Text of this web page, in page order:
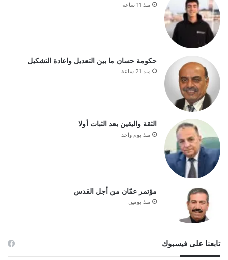
منذ 11 ساعة
حكومة حسان ما بين التعديل واعادة التشكيل
منذ 21 ساعة
الثقة واليقين بعد الثبات أولا
منذ يوم واحد
مؤتمر عمّان من أجل القدس
منذ يومين
تابعنا على فيسبوك